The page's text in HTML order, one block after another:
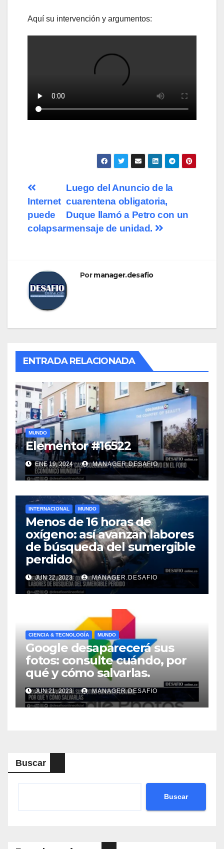
Aquí su intervención y argumentos:
Navegación
de
entradas
Luego del Anuncio de la
cuarentena obligatoria,
Duque llamó a Petro con un
mensaje de unidad.
Internet
puede
colapsar
Pormanager.desafio
ENTRADA RELACIONADA
MUNDO
Elementor #16522
ENE 19, 2024 MANAGER.DESAFIO
INTERNACIONAL MUNDO
Menos de 16 horas de
oxígeno: así avanzan labores
de búsqueda del sumergible
perdido
JUN 22, 2023 MANAGER.DESAFIO
CIENCIA & TECNOLOGÍA MUNDO
Google desaparecerá sus
fotos: consulte cuándo, por
qué y cómo salvarlas.
JUN 21, 2023 MANAGER.DESAFIO
Buscar
Buscar